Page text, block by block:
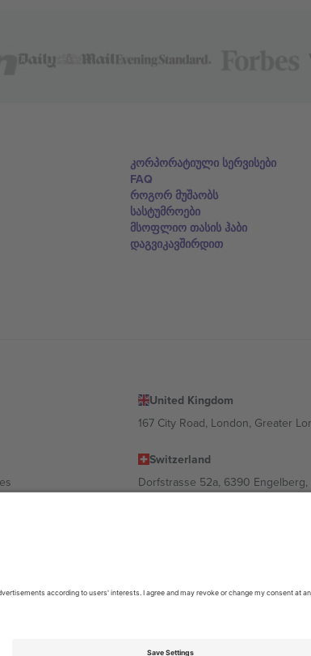
კორპორატიული სერვისები
FAQ
როგორ მუშაობს
სასტუმროები
მსოფლიო თასის ჰაბი
დაგვიკავშირდით
United Kingdom
167 City Road, London, Greater
Switzerland
Dorfstrasse 52a, 6390
CDMX, Mexico